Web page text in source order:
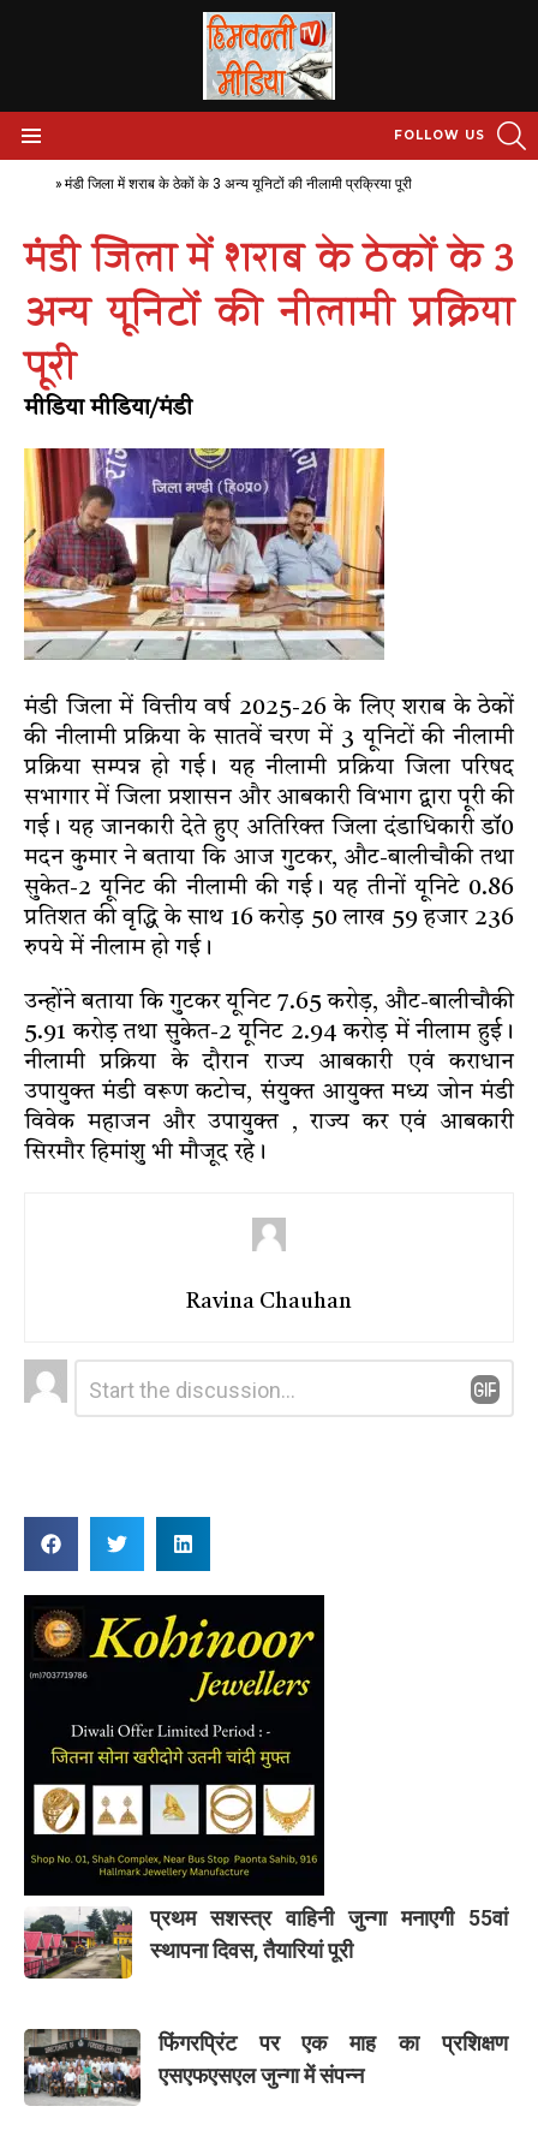
FOLLOW US
» मंडी जिला में शराब के ठेकों के 3 अन्य यूनिटों की नीलामी प्रक्रिया पूरी
मंडी जिला में शराब के ठेकों के 3
अन्य यूनिटों की नीलामी प्रक्रिया
पूरी
मीडिया मीडिया/मंडी
मंडी जिला में वित्तीय वर्ष 2025-26 के लिए शराब के ठेकों
की नीलामी प्रक्रिया के सातवें चरण में 3 यूनिटों की नीलामी
प्रक्रिया सम्पन्न हो गई। यह नीलामी प्रक्रिया जिला परिषद
सभागार में जिला प्रशासन और आबकारी विभाग द्वारा पूरी की
गई। यह जानकारी देते हुए अतिरिक्त जिला दंडाधिकारी डॉ0
मदन कुमार ने बताया कि आज गुटकर, औट-बालीचौकी तथा
सुकेत-2 यूनिट की नीलामी की गई। यह तीनों यूनिटे 0.86
प्रतिशत की वृद्धि के साथ 16 करोड़ 50 लाख 59 हजार 236
रुपये में नीलाम हो गई।
उन्होंने बताया कि गुटकर यूनिट 7.65 करोड़, औट-बालीचौकी
5.91 करोड़ तथा सुकेत-2 यूनिट 2.94 करोड़ में नीलाम हुई।
नीलामी प्रक्रिया के दौरान राज्य आबकारी एवं कराधान
उपायुक्त मंडी वरूण कटोच, संयुक्त आयुक्त मध्य जोन मंडी
विवेक महाजन और उपायुक्त , राज्य कर एवं आबकारी
सिरमौर हिमांशु भी मौजूद रहे।
Ravina Chauhan
Leave
a
Comment
प्रथम सशस्त्र वाहिनी जुन्गा मनाएगी 55वां
स्थापना दिवस, तैयारियां पूरी
फिंगरप्रिंट पर एक माह का प्रशिक्षण
एसएफएसएल जुन्गा में संपन्न